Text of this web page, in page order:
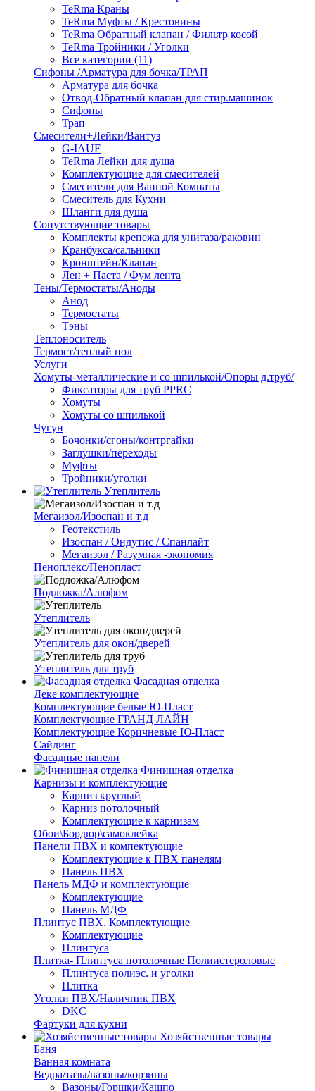
TeRma Краны
TeRma Муфты / Крестовины
TeRma Обратный клапан / Фильтр косой
TeRma Тройники / Уголки
Все категории (11)
Сифоны /Арматура для бочка/ТРАП
Арматура для бочка
Отвод-Обратный клапан для стир.машинок
Сифоны
Трап
Смесители+Лейки/Вантуз
G-IAUF
TeRma Лейки для душа
Комплектующие для смесителей
Смесители для Ванной Комнаты
Смеситель для Кухни
Шланги для душа
Сопутствующие товары
Комплекты крепежа для унитаза/раковин
Кранбукса/сальники
Кронштейн/Клапан
Лен + Паста / Фум лента
Тены/Термостаты/Аноды
Анод
Термостаты
Тэны
Теплоноситель
Термост/теплый пол
Услуги
Хомуты-металлические и со шпилькой/Опоры д.труб/
Фиксаторы для труб PPRC
Хомуты
Хомуты со шпилькой
Чугун
Бочонки/сгоны/контргайки
Заглушки/переходы
Муфты
Тройники/уголки
Утеплитель
Мегаизол/Изоспан и т.д
Геотекстиль
Изоспан / Ондутис / Спанлайт
Мегаизол / Разумная -экономия
Пеноплекс/Пенопласт
Подложка/Алюфом
Утеплитель
Утеплитель для окон/дверей
Утеплитель для труб
Фасадная отделка
Деке комплектующие
Комплектующие белые Ю-Пласт
Комплектующие ГРАНД ЛАЙН
Комплектующие Коричневые Ю-Пласт
Сайдинг
Фасадные панели
Финишная отделка
Карнизы и комплектующие
Карниз круглый
Карниз потолочный
Комплектующие к карнизам
Обои\Бордюр\самоклейка
Панели ПВХ и компектующие
Комплектующие к ПВХ панелям
Панель ПВХ
Панель МДФ и комплектующие
Комплектующие
Панель МДФ
Плинтус ПВХ. Комплектующие
Комплектующие
Плинтуса
Плитка- Плинтуса потолочные Полиистероловые
Плинтуса полиэс. и уголки
Плитка
Уголки ПВХ/Наличник ПВХ
DKC
Фартуки для кухни
Хозяйственные товары
Баня
Ванная комната
Ведра/тазы/вазоны/корзины
Вазоны/Горшки/Кашпо